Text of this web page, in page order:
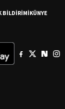
BİLDİRİMİKÜNYE